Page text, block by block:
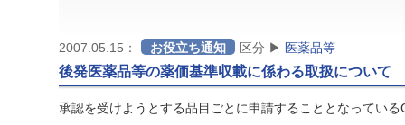
2007.05.15： お役立ち通知 区分 ▶ 医薬品等
後発医薬品等の薬価基準収載に係わる取扱について
承認を受けようとする品目ごとに申請することとなってい